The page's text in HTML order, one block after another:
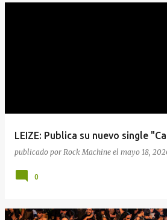
LEIZE: Publica su nuevo single
publicado por Rock Machine el mayo 18,
0